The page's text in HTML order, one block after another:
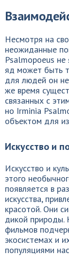
Несмотря на
неожиданные
Psalmopoeus
яд может быть
для людей он не
же время
связанных с
но Irminia
объектом для
Искусство и
Искусство и
этого
появляется в
искусства,
красотой. Они
дикой природы.
фильмов
экосистемах и
популяциями